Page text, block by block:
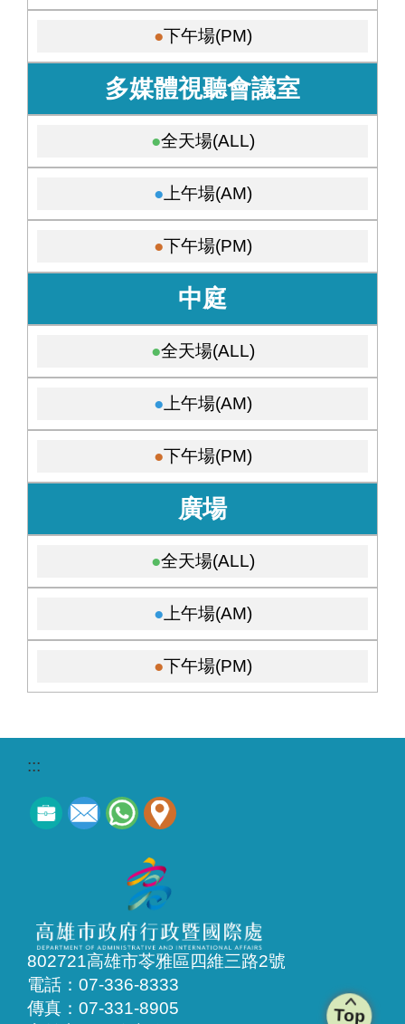
下午場(PM)
多媒體視聽會議室
全天場(ALL)
上午場(AM)
下午場(PM)
中庭
全天場(ALL)
上午場(AM)
下午場(PM)
廣場
全天場(ALL)
上午場(AM)
下午場(PM)
:::
802721高雄市苓雅區四維三路2號
電話：07-336-8333
傳真：07-331-8905
Top